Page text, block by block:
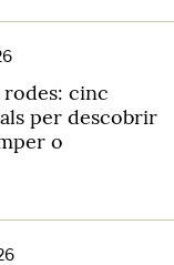
cinc
per descobrir
o